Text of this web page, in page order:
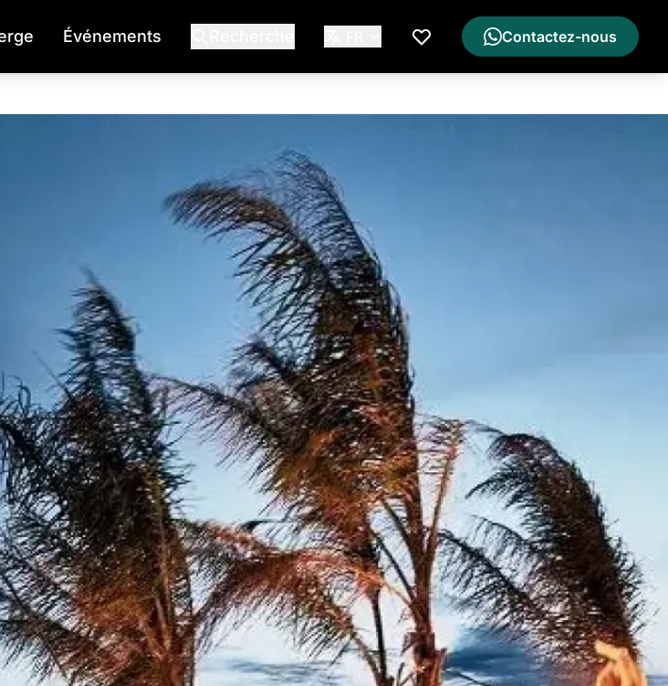
Événements
Ma Liste de Souhaits
Contactez-nous